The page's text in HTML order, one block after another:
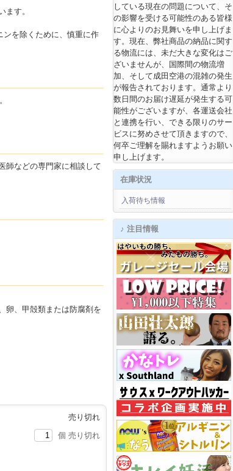
ます。
ンを除くために、慎重に作
師などの専門家に相談して
卵、甲殻類または防腐剤を
売り切れ
個 売り切れ
している現在の問題について、そ
の影響を受ける可能性のある皆様
に心よりのお見舞いを申し上げま
す。現在、弊社商品の納品に関す
る物流には、未だ大きな変化はご
ざいませんが、国際間の物流増
加、そして成田空港の混雑の発生
が報告されております。通常より
数日間のお届け遅延が発生する可
能性がございますが、各運送会社
と連携を行い、できる限りのサー
ビスに努めさせて頂きますので、
何卒ご理解を賜れますようお願い
申し上げます。
在庫状況
入荷待ち情報
♪ 注目情報